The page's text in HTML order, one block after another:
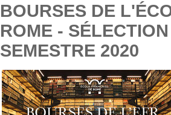
BOURSES DE
ROME -
SEMESTRE 2020